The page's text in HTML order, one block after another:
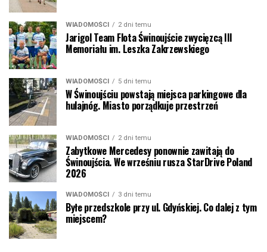
WIADOMOŚCI 2 dni temu
Jarigol Team Flota Świnoujście zwycięzcą III
Memoriału im. Leszka Zakrzewskiego
WIADOMOŚCI 5 dni temu
W Świnoujściu powstają miejsca parkingowe dla
hulajnóg. Miasto porządkuje przestrzeń
WIADOMOŚCI 2 dni temu
Zabytkowe Mercedesy ponownie zawitają do
Świnoujścia. We wrześniu rusza StarDrive Poland
2026
WIADOMOŚCI 3 dni temu
Byłe przedszkole przy ul. Gdyńskiej. Co dalej z tym
miejscem?